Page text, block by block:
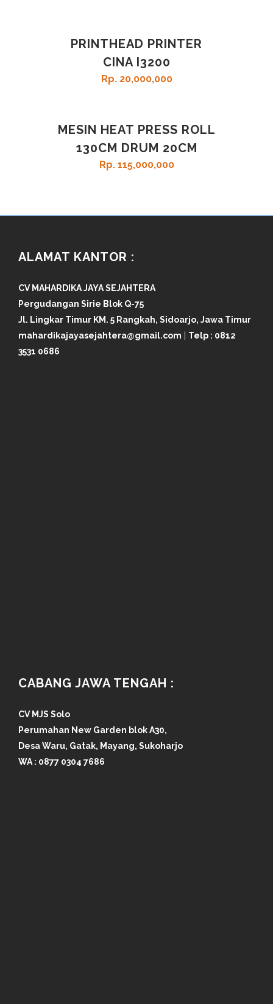
PRINTHEAD PRINTER
CINA I3200
Rp 20,000,000
MESIN HEAT PRESS ROLL
130CM DRUM 20CM
Rp 115,000,000
ALAMAT KANTOR :
CV MAHARDIKA JAYA SEJAHTERA
Pergudangan Sirie Blok Q-75
Jl. Lingkar Timur KM. 5 Rangkah, Sidoarjo, Jawa Timur
mahardikajayasejahtera@gmail.com
Telp : 0812
3531 0686
CABANG JAWA TENGAH :
CV MJS Solo
Perumahan New Garden blok A30,
Desa Waru, Gatak, Mayang, Sukoharjo
WA : 0877 0304 7686